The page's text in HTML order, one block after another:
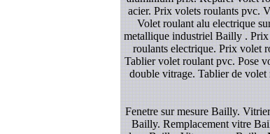
acier. Prix volets roulants pvc.
Volet roulant alu electrique
metallique industriel Bailly .
roulants electrique. Prix volet
Tablier volet roulant pvc. Pose
double vitrage. Tablier de
Fenetre sur mesure Bailly.
Bailly. Remplacement vitre